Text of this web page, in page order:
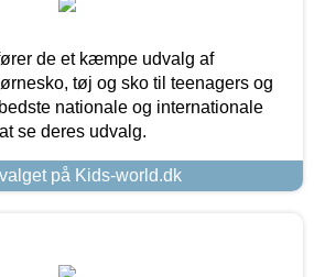
de et kæmpe udvalg af
tøj og sko til teenagers og
nationale og internationale
se deres udvalg.
på Kids-world.dk